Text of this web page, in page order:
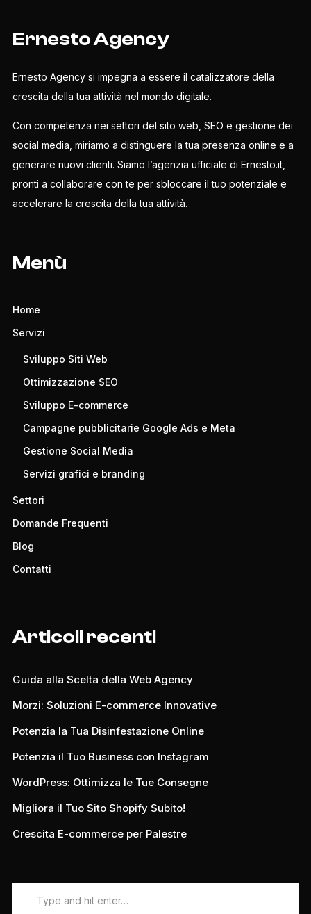
Ernesto Agency
Ernesto Agency si impegna a essere il catalizzatore della
crescita della tua attività nel mondo digitale.
Con competenza nei settori del sito web, SEO e gestione dei
social media, miriamo a distinguere la tua presenza online e a
generare nuovi clienti. Siamo l’agenzia ufficiale di Ernesto.it,
pronti a collaborare con te per sbloccare il tuo potenziale e
accelerare la crescita della tua attività.
Menù
Home
Servizi
Sviluppo Siti Web
Ottimizzazione SEO
Sviluppo E-commerce
Campagne pubblicitarie Google Ads e Meta
Gestione Social Media
Servizi grafici e branding
Settori
Domande Frequenti
Blog
Contatti
Articoli recenti
Guida alla Scelta della Web Agency
Morzi: Soluzioni E-commerce Innovative
Potenzia la Tua Disinfestazione Online
Potenzia il Tuo Business con Instagram
WordPress: Ottimizza le Tue Consegne
Migliora il Tuo Sito Shopify Subito!
Crescita E-commerce per Palestre